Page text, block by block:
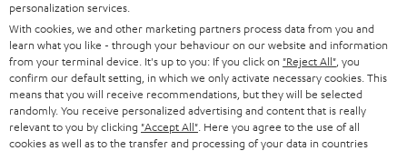
u
n
g
SOUNDBARS
STEREO
SMART HOME
BLUETOOTH-LAUTSPRECHER
PRESSE & MARKETING
GESCHÄFTSKUNDEN
PARTNERPROGRAMM
DEUTSCHLAND
ÖSTERREICH
SCHWEIZ
personalization services.
With cookies, we and other marketing partners process data from you and
learn what you like - through your behaviour on our website and information
from your terminal device. It's up to you: If you click on "Reject All" , you
confirm our default setting, in which we only activate necessary cookies. This
means that you will receive recommendations, but they will be selected
randomly. You receive personalized advertising and content that is really
relevant to you by clicking "Accept All" . Here you agree to the use of all
cookies as well as to the transfer and processing of your data in countries